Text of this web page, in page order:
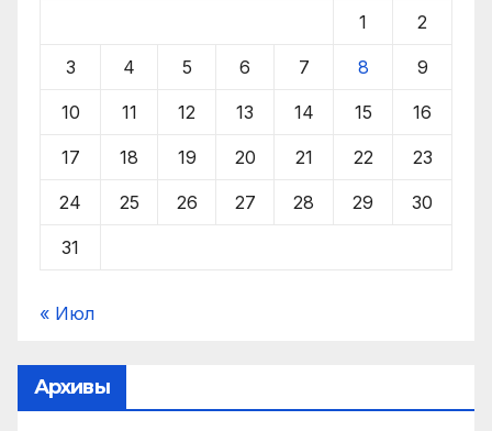
1 2
3 4 5 6 7 8 9
10 11 12 13 14 15 16
17 18 19 20 21 22 23
24 25 26 27 28 29 30
31
« Июл
Архивы